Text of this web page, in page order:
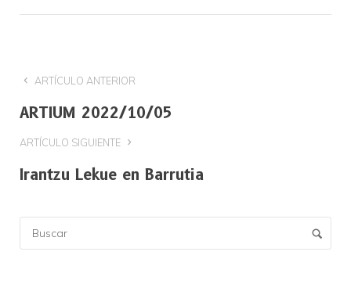
ARTÍCULO ANTERIOR
ARTIUM 2022/10/05
ARTÍCULO SIGUIENTE
Irantzu Lekue en Barrutia